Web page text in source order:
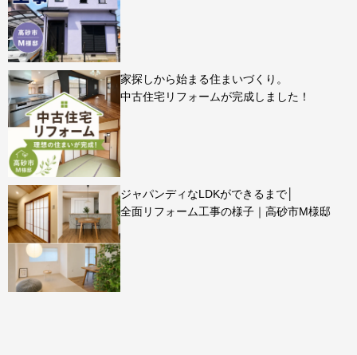
家探しから始まる住まいづくり。
中古住宅リフォームが完成しました！
ジャパンディなLDKができるまで│
全面リフォーム工事の様子｜高砂市M様邸